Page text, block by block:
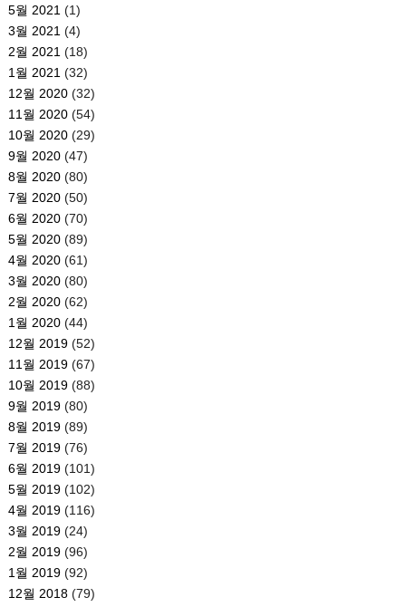
5월 2021 (1)
3월 2021 (4)
2월 2021 (18)
1월 2021 (32)
12월 2020(32)
11월 2020(54)
10월 2020(29)
9월 2020(47)
8월 2020(80)
7월 2020(50)
6월 2020(70)
5월 2020(89)
4월 2020(61)
3월 2020(80)
2월 2020(62)
1월 2020(44)
12월 2019(52)
11월 2019(67)
10월 2019(88)
9월 2019(80)
8월 2019(89)
7월 2019(76)
6월 2019(101)
5월 2019(102)
4월 2019(116)
3월 2019(24)
2월 2019(96)
1월 2019(92)
12월 2018(79)